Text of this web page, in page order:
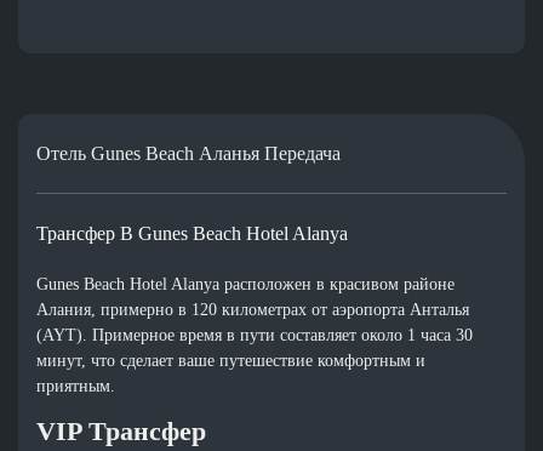
Отель Gunes Beach Аланья Передача
Трансфер В Gunes Beach Hotel Alanya
Gunes Beach Hotel Alanya расположен в красивом районе
Алания, примерно в 120 километрах от аэропорта Анталья
(AYT). Примерное время в пути составляет около 1 часа 30
минут, что сделает ваше путешествие комфортным и
приятным.
VIP Трансфер